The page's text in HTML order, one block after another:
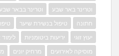
וטרינר באר שבע
וטרינר בבאר שבע
חתונה
טיפול בנשירת שיער
יעוץ זוגי
יריעות ביטומניות לימוד
מוסיקה לאירועים
מרחיק יונים